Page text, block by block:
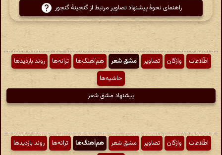
راهنمای نحوهٔ پیشنهاد تصاویر مرتبط از گنجینهٔ گنجور
اطّلاعات واژگان تصاویر مشق شعر هم‌آهنگ‌ها ترانه‌ها
روند بازدیدها
حاشیه‌ها
پیشنهاد مشق شعر
اطّلاعات واژگان تصاویر مشق شعر هم‌آهنگ‌ها ترانه‌ها
روند بازدیدها